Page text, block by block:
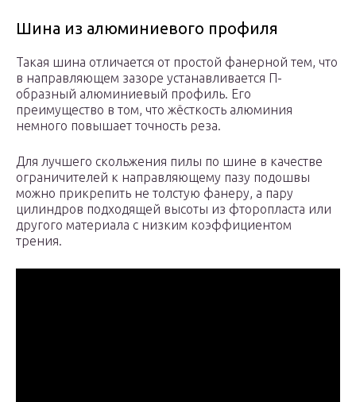
Шина из алюминиевого профиля
Такая шина отличается от простой фанерной тем, что
в направляющем зазоре устанавливается П-
образный алюминиевый профиль. Его
преимущество в том, что жёсткость алюминия
немного повышает точность реза.
Для лучшего скольжения пилы по шине в качестве
ограничителей к направляющему пазу подошвы
можно прикрепить не толстую фанеру, а пару
цилиндров подходящей высоты из фторопласта или
другого материала с низким коэффициентом
трения.